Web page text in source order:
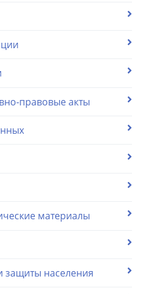
правовые акты
материалы
защиты населения